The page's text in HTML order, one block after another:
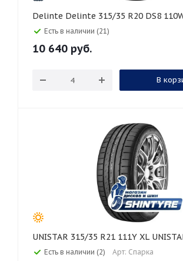
Delinte Delinte 315/35 R20 DS8
Есть в наличии (21)
10 640 руб.
В
UNISTAR 315/35 R21 111Y XL
Есть в наличии (2) Арт: Спарка